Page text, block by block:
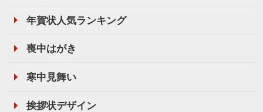
年賀状人気ランキング
喪中はがき
寒中見舞い
挨拶状デザイン